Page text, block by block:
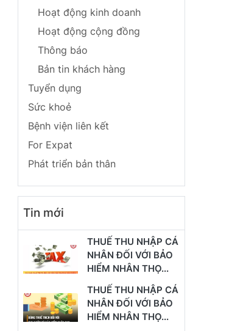
Hoạt động kinh doanh
Hoạt động cộng đồng
Thông báo
Bản tin khách hàng
Tuyển dụng
Sức khoẻ
Bệnh viện liên kết
For Expat
Phát triển bản thân
Tin mới
THUẾ THU NHẬP CÁ
NHÂN ĐỐI VỚI BẢO
HIỂM NHÂN THỌ...
THUẾ THU NHẬP CÁ
NHÂN ĐỐI VỚI BẢO
HIỂM NHÂN THỌ...